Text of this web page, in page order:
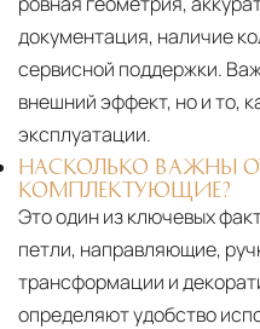
документация, наличие
сервисной поддержки.
внешний эффект, но и то,
эксплуатации.
НАСКОЛЬКО ВАЖНЫ
КОМПЛЕКТУЮЩИЕ?
Это один из ключевых
петли, направляющие,
трансформации и
определяют удобство